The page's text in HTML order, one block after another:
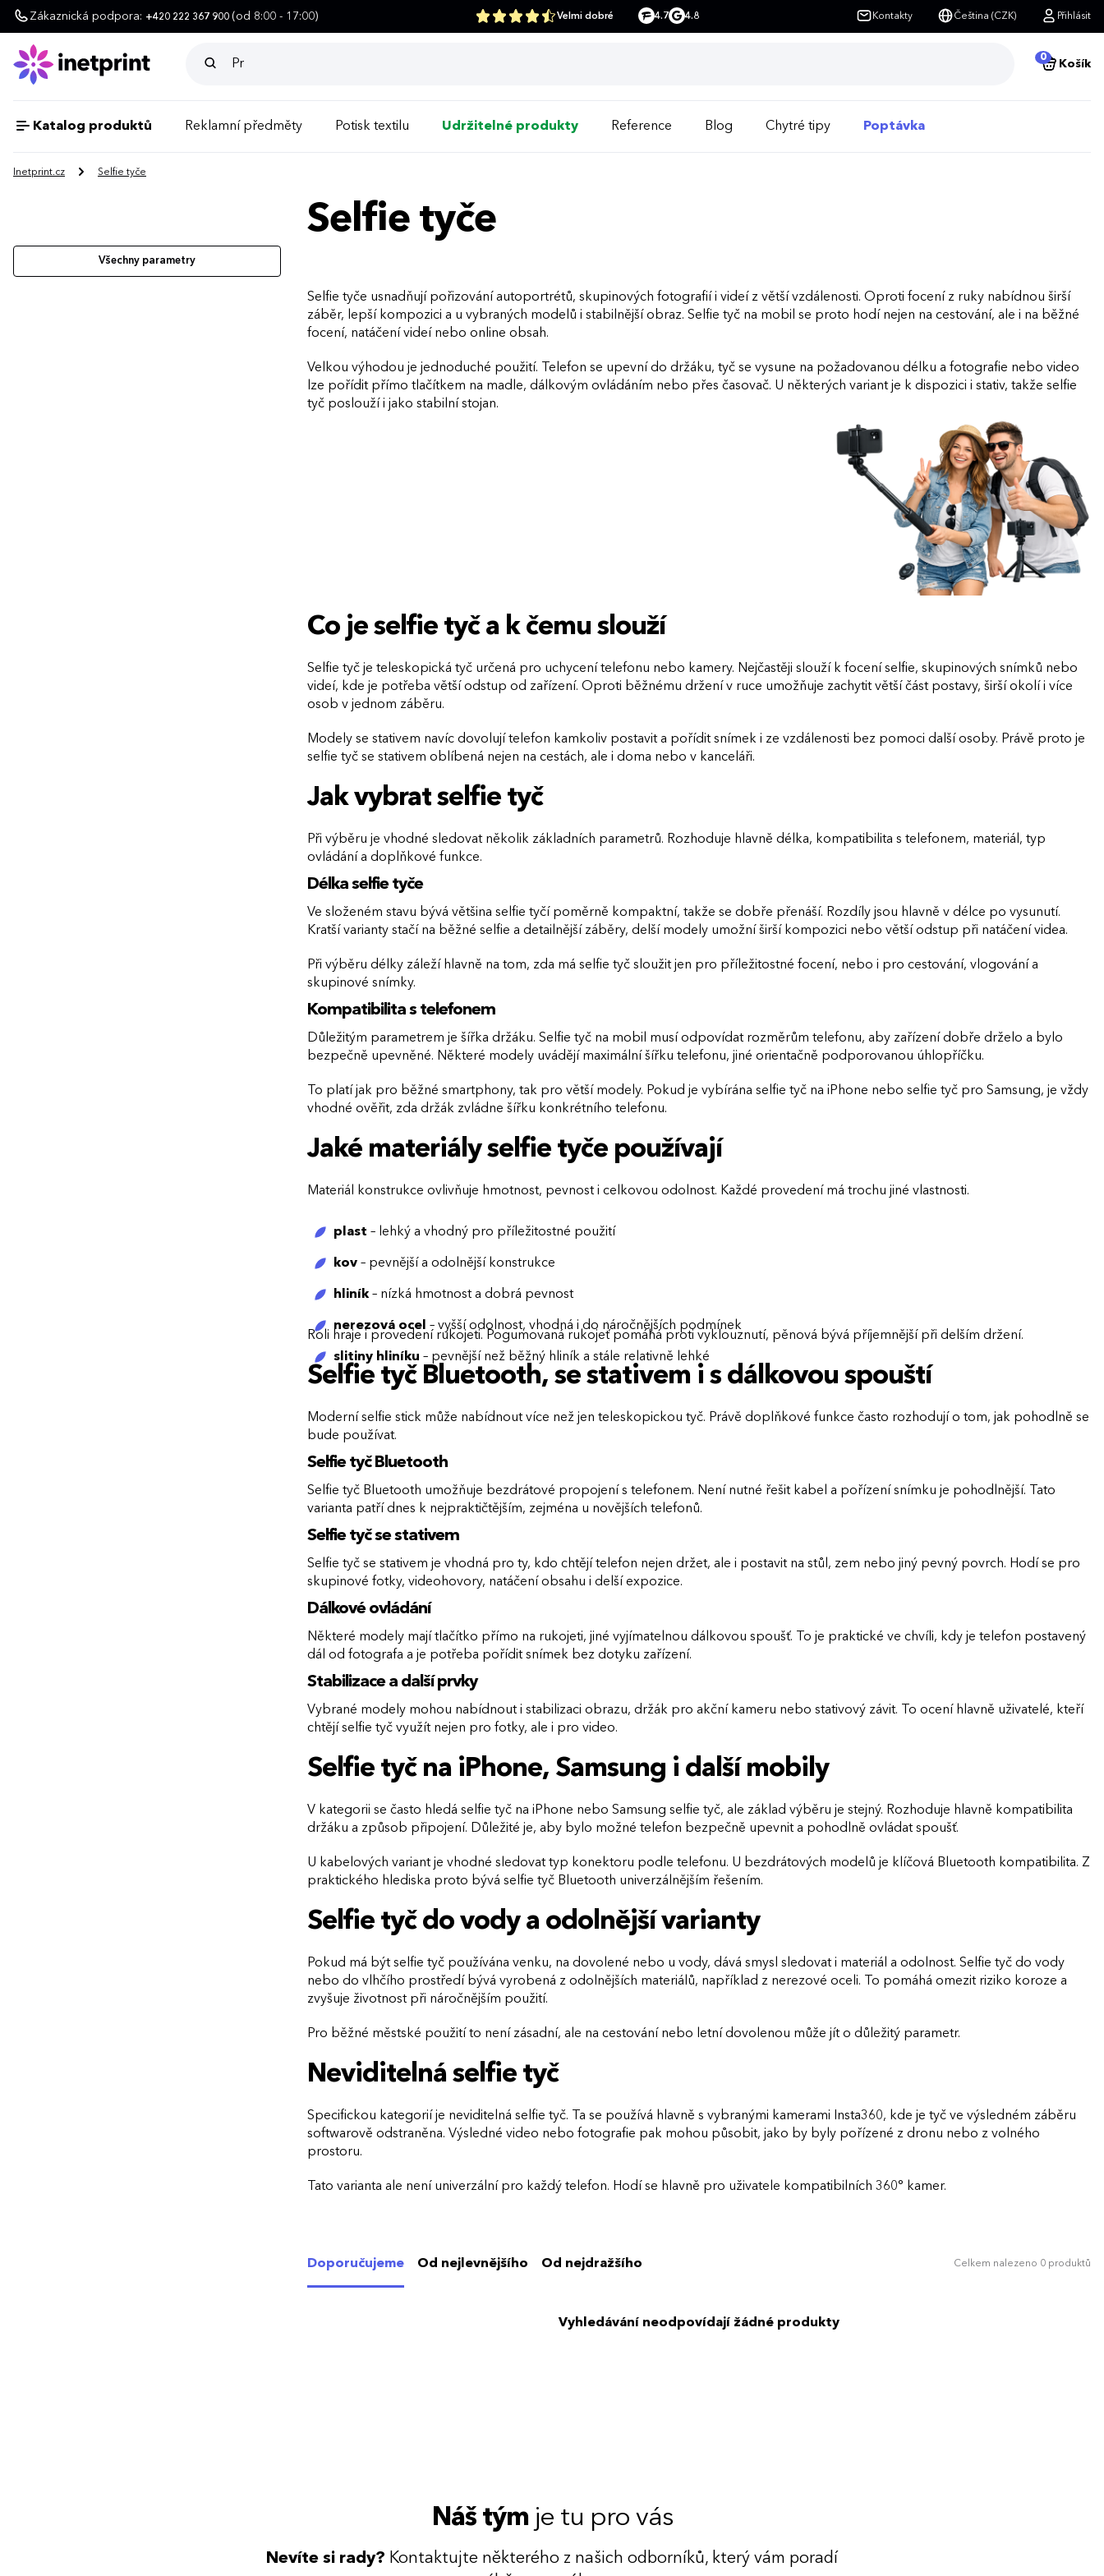
Zákaznická podpora: +420 222 367 900 (od 8:00 - 17:00) Velmi dobré 4.7 4.8 Kontakty Čeština (CZK) Přihlásit
0
Košík
Katalog produktů Reklamní předměty Potisk textilu Udržitelné produkty Reference Blog Chytré tipy Poptávka
Inetprint.cz Selfie tyče
Všechny parametry
Selfie tyče
Selfie tyče usnadňují pořizování autoportrétů, skupinových fotografií i videí z větší vzdálenosti. Oproti focení z ruky nabídnou širší
záběr, lepší kompozici a u vybraných modelů i stabilnější obraz. Selfie tyč na mobil se proto hodí nejen na cestování, ale i na běžné
focení, natáčení videí nebo online obsah.
Velkou výhodou je jednoduché použití. Telefon se upevní do držáku, tyč se vysune na požadovanou délku a fotografie nebo video
lze pořídit přímo tlačítkem na madle, dálkovým ovládáním nebo přes časovač. U některých variant je k dispozici i stativ, takže selfie
tyč poslouží i jako stabilní stojan.
Co je selfie tyč a k čemu slouží
Selfie tyč je teleskopická tyč určená pro uchycení telefonu nebo kamery. Nejčastěji slouží k focení selfie, skupinových snímků nebo
videí, kde je potřeba větší odstup od zařízení. Oproti běžnému držení v ruce umožňuje zachytit větší část postavy, širší okolí i více
osob v jednom záběru.
Modely se stativem navíc dovolují telefon kamkoliv postavit a pořídit snímek i ze vzdálenosti bez pomoci další osoby. Právě proto je
selfie tyč se stativem oblíbená nejen na cestách, ale i doma nebo v kanceláři.
Jak vybrat selfie tyč
Při výběru je vhodné sledovat několik základních parametrů. Rozhoduje hlavně délka, kompatibilita s telefonem, materiál, typ
ovládání a doplňkové funkce.
Délka selfie tyče
Ve složeném stavu bývá většina selfie tyčí poměrně kompaktní, takže se dobře přenáší. Rozdíly jsou hlavně v délce po vysunutí.
Kratší varianty stačí na běžné selfie a detailnější záběry, delší modely umožní širší kompozici nebo větší odstup při natáčení videa.
Při výběru délky záleží hlavně na tom, zda má selfie tyč sloužit jen pro příležitostné focení, nebo i pro cestování, vlogování a
skupinové snímky.
Kompatibilita s telefonem
Důležitým parametrem je šířka držáku. Selfie tyč na mobil musí odpovídat rozměrům telefonu, aby zařízení dobře drželo a bylo
bezpečně upevněné. Některé modely uvádějí maximální šířku telefonu, jiné orientačně podporovanou úhlopříčku.
To platí jak pro běžné smartphony, tak pro větší modely. Pokud je vybírána selfie tyč na iPhone nebo selfie tyč pro Samsung, je vždy
vhodné ověřit, zda držák zvládne šířku konkrétního telefonu.
Jaké materiály selfie tyče používají
Materiál konstrukce ovlivňuje hmotnost, pevnost i celkovou odolnost. Každé provedení má trochu jiné vlastnosti.
plast – lehký a vhodný pro příležitostné použití
kov– pevnější a odolnější konstrukce
hliník– nízká hmotnost a dobrá pevnost
nerezová ocel – vyšší odolnost, vhodná i do náročnějších podmínek
slitiny hliníku – pevnější než běžný hliník a stále relativně lehké
Roli hraje i provedení rukojeti. Pogumovaná rukojeť pomáhá proti vyklouznutí, pěnová bývá příjemnější při delším držení.
Selfie tyč Bluetooth, se stativem i s dálkovou spouští
Moderní selfie stick může nabídnout více než jen teleskopickou tyč. Právě doplňkové funkce často rozhodují o tom, jak pohodlně se
bude používat.
Selfie tyč Bluetooth
Selfie tyč Bluetooth umožňuje bezdrátové propojení s telefonem. Není nutné řešit kabel a pořízení snímku je pohodlnější. Tato
varianta patří dnes k nejpraktičtějším, zejména u novějších telefonů.
Selfie tyč se stativem
Selfie tyč se stativem je vhodná pro ty, kdo chtějí telefon nejen držet, ale i postavit na stůl, zem nebo jiný pevný povrch. Hodí se pro
skupinové fotky, videohovory, natáčení obsahu i delší expozice.
Dálkové ovládání
Některé modely mají tlačítko přímo na rukojeti, jiné vyjímatelnou dálkovou spoušť. To je praktické ve chvíli, kdy je telefon postavený
dál od fotografa a je potřeba pořídit snímek bez dotyku zařízení.
Stabilizace a další prvky
Vybrané modely mohou nabídnout i stabilizaci obrazu, držák pro akční kameru nebo stativový závit. To ocení hlavně uživatelé, kteří
chtějí selfie tyč využít nejen pro fotky, ale i pro video.
Selfie tyč na iPhone, Samsung i další mobily
V kategorii se často hledá selfie tyč na iPhone nebo Samsung selfie tyč, ale základ výběru je stejný. Rozhoduje hlavně kompatibilita
držáku a způsob připojení. Důležité je, aby bylo možné telefon bezpečně upevnit a pohodlně ovládat spoušť.
U kabelových variant je vhodné sledovat typ konektoru podle telefonu. U bezdrátových modelů je klíčová Bluetooth kompatibilita. Z
praktického hlediska proto bývá selfie tyč Bluetooth univerzálnějším řešením.
Selfie tyč do vody a odolnější varianty
Pokud má být selfie tyč používána venku, na dovolené nebo u vody, dává smysl sledovat i materiál a odolnost. Selfie tyč do vody
nebo do vlhčího prostředí bývá vyrobená z odolnějších materiálů, například z nerezové oceli. To pomáhá omezit riziko koroze a
zvyšuje životnost při náročnějším použití.
Pro běžné městské použití to není zásadní, ale na cestování nebo letní dovolenou může jít o důležitý parametr.
Neviditelná selfie tyč
Specifickou kategorií je neviditelná selfie tyč. Ta se používá hlavně s vybranými kamerami Insta360, kde je tyč ve výsledném záběru
softwarově odstraněna. Výsledné video nebo fotografie pak mohou působit, jako by byly pořízené z dronu nebo z volného
prostoru.
Tato varianta ale není univerzální pro každý telefon. Hodí se hlavně pro uživatele kompatibilních 360° kamer.
Doporučujeme Od nejlevnějšího Od nejdražšího Celkem nalezeno 0 produktů
Vyhledávání neodpovídají žádné produkty
Náš tým je tu pro vás
Nevíte si rady? Kontaktujte některého z našich odborníků, který vám poradí